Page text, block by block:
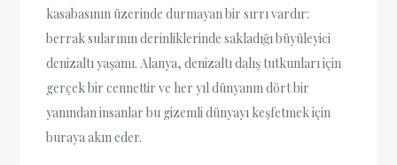
kasabasının üzerinde durmayan bir sırrı vardır:
berrak sularının derinliklerinde sakladığı büyüleyici
denizaltı yaşamı. Alanya, denizaltı dalış tutkunları için
gerçek bir cennettir ve her yıl dünyanın dört bir
yanından insanlar bu gizemli dünyayı keşfetmek için
buraya akın eder.